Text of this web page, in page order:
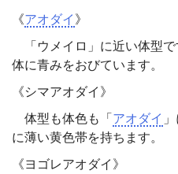
《アオダイ 》
「ウメイロ」に近い体型で
体に青みをおびています。
《シマアオダイ》
体型も体色も「 アオダイ
に薄い黄色帯を持ちます。
《ヨゴレアオダイ》